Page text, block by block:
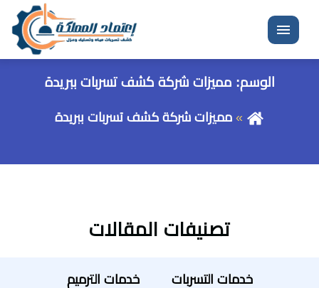
القائمة
الوسم: مميزات شركة كشف تسربات ببريدة
مميزات شركة كشف تسربات ببريدة
تصنيفات المقالات
خدمات التسربات خدمات الترميم